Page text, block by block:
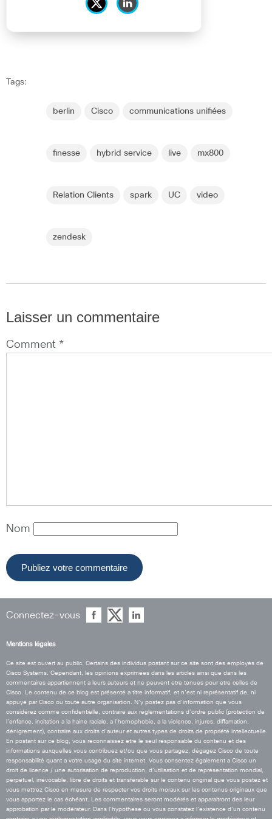
Tags:
berlin Cisco communications unifiées
finesse hybrid service live mx800
Relation Clients spark UC video
zendesk
Laisser un commentaire
Comment *
Nom
Connectez-vous
Mentions légales
Ce site est ouvert au public. Certains des individus postant sur ce site sont des employés de
Cisco Systems. Cependant, les opinions exprimées dans les articles ainsi que dans les
commentaires appartiennent a leurs auteurs et ne peuvent etre tenues pour etre celles de
Cisco. Le contenu de ce blog est présenté a titre informatif, et n’est ni représentatif de, ni
appuyé par Cisco ou toute autre organisation. N’y postez pas d’information que vous
considérez comme confidentielle, contraire aux réglementations d’ordre public (protection de
l’enfance, incitation a la haine raciale, a l’homophobie, a la violence, injures, diffamation,
dénigrement), contraire aux droits d’auteur et autres types de droits de propriété intellectuelle.
En postant sur ce blog, vous reconnaissez etre le seul responsable du contenu et des
informations auxquelles vous contribuez et/ou que vous partagez, dégagez Cisco de toute
responsabilité quant a votre usage du site internet. Vous consentez également a Cisco un
droit de licence / une autorisation de reproduction, d’utilisation et de représentation mondial,
perpétuel, irrévocable, libre de droits et transférable sur le contenu original que vous postez et
vous mettrez Cisco en mesure de respecter vos droits moraux sur les contenus originaux que
vous apportez le cas échéant. Les commentaires seront modérés et apparaitront des leur
approbation par le modérateur. Dans l’hypothese ou vous constatez l’existence d’un contenu